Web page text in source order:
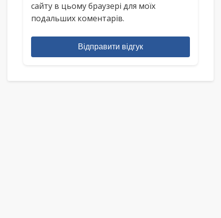
сайту в цьому браузері для моїх
подальших коментарів.
Відправити відгук